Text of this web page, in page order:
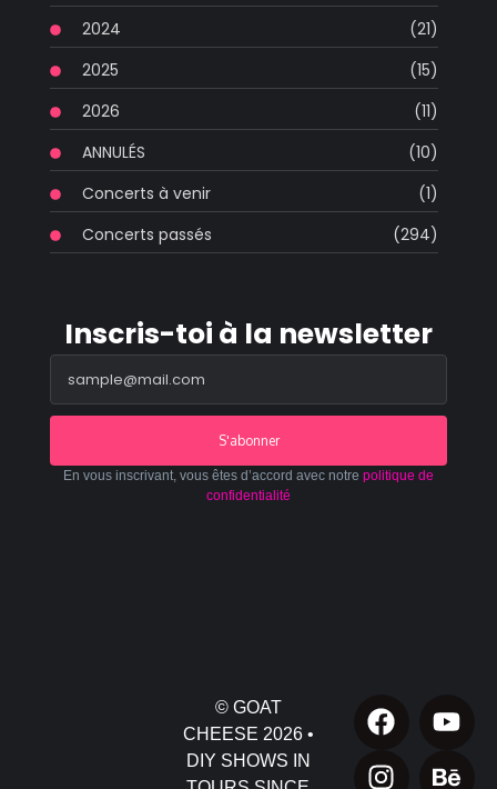
2024
(21)
2025
(15)
2026
(11)
ANNULÉS
(10)
Concerts à venir
(1)
Concerts passés
(294)
Inscris-toi à la newsletter
S'abonner
En vous inscrivant, vous êtes d’accord avec notre politique de
confidentialité
© GOAT
CHEESE 2026 •
DIY SHOWS IN